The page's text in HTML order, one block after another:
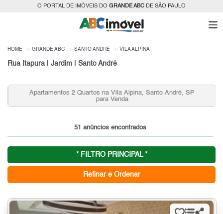
O PORTAL DE IMÓVEIS DO GRANDE ABC DE SÃO PAULO
HOME GRANDE ABC SANTO ANDRÉ VILA ALPINA
Rua Itapura | Jardim | Santo André
Apartamentos 2 Quartos na Vila Alpina, Santo André, SP
para Venda
51 anúncios encontrados
* FILTRO PRINCIPAL *
Refinar e Ordenar